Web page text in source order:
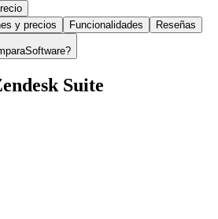
y precios Funcionalidades Reseñas
Suite